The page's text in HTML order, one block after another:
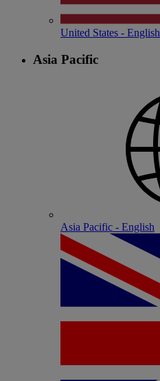
United States - English
Asia Pacific
Asia Pacific - English